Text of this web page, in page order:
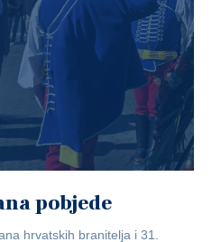
pobjede
hrvatskih branitelja i 31.